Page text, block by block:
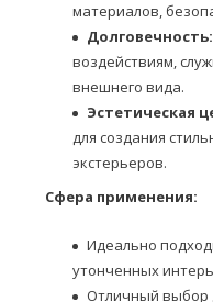
материалов,
Долговечность:
воздействиям,
внешнего вида.
Эстетическая
для создания
экстерьеров.
Сфера применения:
Идеально
утонченных
Отличный выбор